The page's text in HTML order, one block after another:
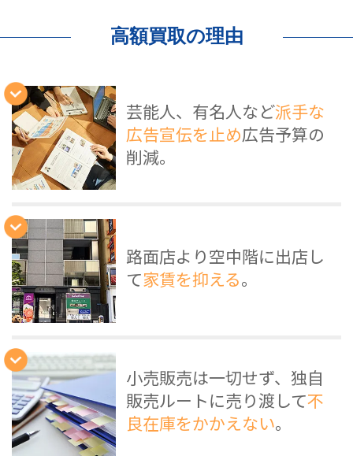
高額買取の理由
芸能人、有名人など派手な
広告宣伝を止め広告予算の
削減。
路面店より空中階に出店し
て家賃を抑える。
小売販売は一切せず、独自
販売ルートに売り渡して不
良在庫をかかえない。